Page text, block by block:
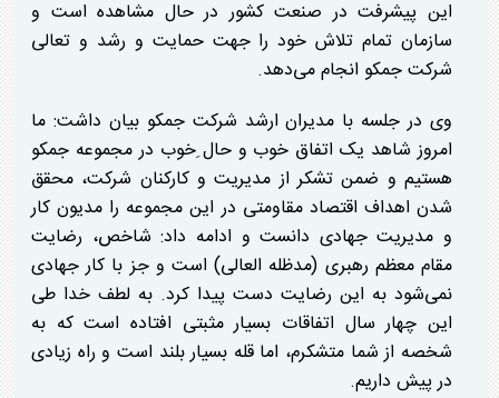
این پیشرفت در صنعت کشور در حال مشاهده است و
سازمان تمام تلاش خود را جهت حمایت و رشد و تعالی
شرکت جمکو انجام می‌دهد.
وی در جلسه با مدیران ارشد شرکت جمکو بیان داشت: ما
امروز شاهد یک اتفاق خوب و حال ِخوب در مجموعه جمکو
هستیم و ضمن تشکر از مدیریت و کارکنان شرکت، محقق
شدن اهداف اقتصاد مقاومتی در این مجموعه را مدیون کار
و مدیریت جهادی دانست و ادامه داد: شاخص، رضایت
مقام معظم رهبری (مدظله العالی) است و جز با کار جهادی
نمی‌شود به این رضایت دست پیدا کرد. به لطف خدا طی
این چهار سال اتفاقات بسیار مثبتی افتاده است که به
شخصه از شما متشکرم، اما قله بسیار بلند است و راه زیادی
در پیش داریم.